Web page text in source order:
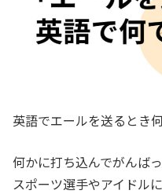
英語でエールを送るとき
何かに打ち込んでがんば
スポーツ選手やアイドル